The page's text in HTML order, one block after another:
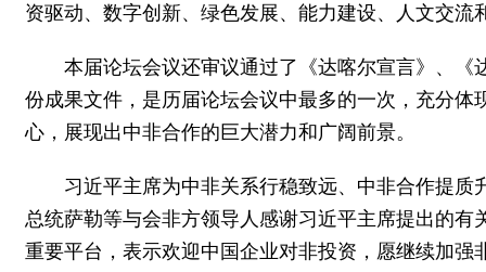
资驱动、数字创新、绿色发展、能力建设、人文交流
本届论坛会议还审议通过了《达喀尔宣言》、
份成果文件，是历届论坛会议中最多的一次，充分
心，展现出中非合作的巨大潜力和广阔前景。
习近平主席为中非关系行稳致远、中非合作提
总统萨勒等与会非方领导人感谢习近平主席提出的
重要平台，表示欢迎中国企业对非投资，愿继续加强